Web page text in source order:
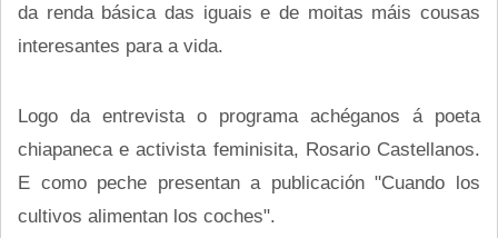
da renda básica das iguais e de moitas máis cousas
interesantes para a vida.
Logo da entrevista o programa achéganos á poeta
chiapaneca e activista feminisita, Rosario Castellanos.
E como peche presentan a publicación "Cuando los
cultivos alimentan los coches".